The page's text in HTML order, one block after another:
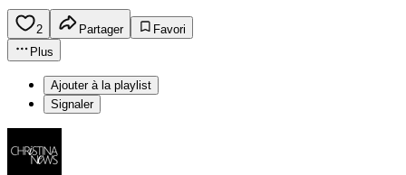
2 Partager
Favori
Plus
Ajouter à la playlist
Signaler